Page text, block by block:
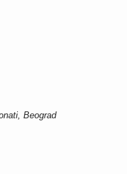
Beograd